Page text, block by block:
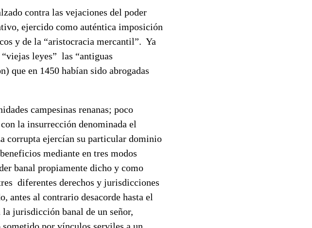
contra las vejaciones del poder
ejercido como auténtica imposición
y de la “aristocracia mercantil”. Ya
leyes” las “antiguas
que en 1450 habían sido abrogadas
campesinas renanas; poco
la insurrección denominada el
corrupta ejercían su particular dominio
mediante en tres modos
banal propiamente dicho y como
diferentes derechos y jurisdicciones
antes al contrario desacorde hasta el
jurisdicción banal de un señor,